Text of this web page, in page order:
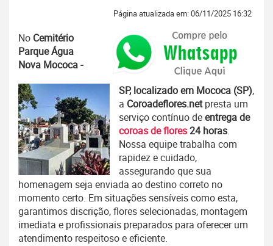
Página atualizada em: 06/11/2025 16:32
No Cemitério
Parque Água
Nova Mococa -
SP, localizado em Mococa (SP),
a Coroadeflores.netpresta um
serviço contínuo deentrega de
coroas de flores24 horas.
Nossa equipe trabalha com
rapidez e cuidado,
assegurando que sua
homenagem seja enviada ao destino correto no
momento certo. Em situações sensíveis como esta,
garantimos discrição, flores selecionadas, montagem
imediata e profissionais preparados para oferecer um
atendimento respeitoso e eficiente.